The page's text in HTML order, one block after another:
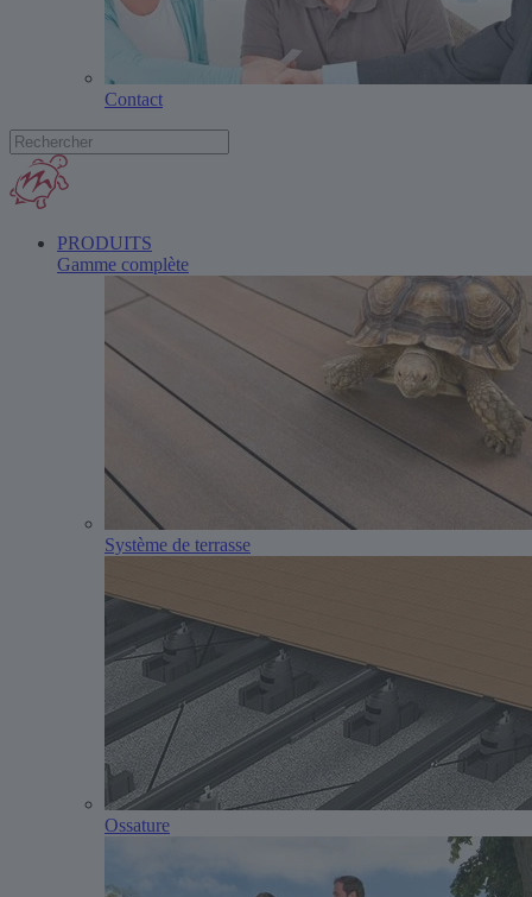
Contact
PRODUITS
Gamme complète
Système de terrasse
Ossature